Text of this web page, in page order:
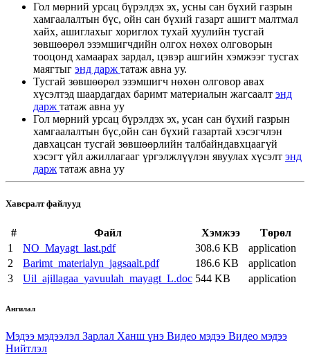
Гол мөрний урсац бүрэлдэх эх, усны сан бүхий газрын
хамгаалалтын бүс, ойн сан бүхий газарт ашигт малтмал
хайх, ашиглахыг хориглох тухай хуулийн тусгай
зөвшөөрөл эзэмшигчдийн олгох нөхөх олговорын
тооцонд хамаарах зардал, цэвэр ашгийн хэмжээг тусгах
маягтыг энд дарж татаж авна уу.
Тусгай зөвшөөрөл эзэмшигч нөхөн олговор авах
хүсэлтэд шаардагдах баримт материалын жагсаалт энд
дарж татаж авна уу
Гол мөрний урсац бүрэлдэх эх, усан сан бүхий газрын
хамгаалалтын бүс,ойн сан бүхий газартай хэсэгчлэн
давхацсан тусгай зөвшөөрлийн талбайндавхцаагүй
хэсэгт үйл ажиллагааг үргэлжлүүлэн явуулах хүсэлт энд
дарж татаж авна уу
Хавсралт файлууд
# Файл Хэмжээ
Төрөл
1
NO_Mayagt_last.pdf 308.6 KB
application
2
Barimt_materialyn_jagsaalt.pdf 186.6 KB
application
3
Uil_ajillagaa_yavuulah_mayagt_L.doc 544 KB application
Ангилал
Мэдээ мэдээлэл Зарлал Ханш үнэ Видео мэдээ Видео мэдээ
Нийтлэл